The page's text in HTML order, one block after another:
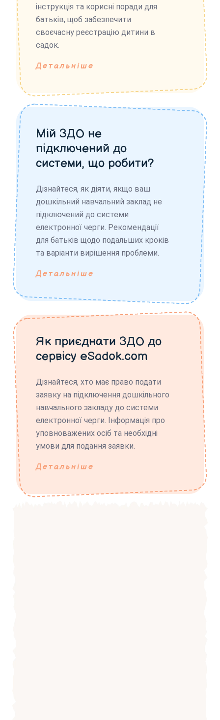
інструкція та корисні поради для
батьків, щоб забезпечити
своєчасну реєстрацію дитини в
садок.
Детальніше
Мій ЗДО не
підключений до
системи, що робити?
Дізнайтеся, як діяти, якщо ваш
дошкільний навчальний заклад не
підключений до системи
електронної черги. Рекомендації
для батьків щодо подальших кроків
та варіанти вирішення проблеми.
Детальніше
Як приєднати ЗДО до
сервісу eSadok.com
Дізнайтеся, хто має право подати
заявку на підключення дошкільного
навчального закладу до системи
електронної черги. Інформація про
уповноважених осіб та необхідні
умови для подання заявки.
Детальніше